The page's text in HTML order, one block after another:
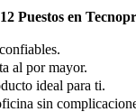
Puestos en
al por mayor.
ideal para ti.
sin